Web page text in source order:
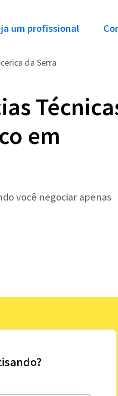
um profissional
da Serra
em
você negociar apenas